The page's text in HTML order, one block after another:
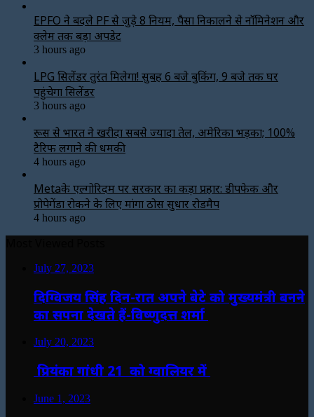
EPFO ने बदले PF से जुड़े 8 नियम, पैसा निकालने से नॉमिनेशन और
क्लेम तक बड़ा अपडेट
3 hours ago
LPG सिलेंडर तुरंत मिलेगा! सुबह 6 बजे बुकिंग, 9 बजे तक घर
पहुंचेगा सिलेंडर
3 hours ago
रूस से भारत ने खरीदा सबसे ज्यादा तेल, अमेरिका भड़का; 100%
टैरिफ लगाने की धमकी
4 hours ago
Metaके एल्गोरिदम पर सरकार का कड़ा प्रहार: डीपफेक और
प्रोपेगेंडा रोकने के लिए मांगा ठोस सुधार रोडमैप
4 hours ago
July 27, 2023
दिग्विजय सिंह दिन-रात अपने बेटे को मुख्यमंत्री बनने
का सपना देखते हैं-विष्णुदत्त शर्मा
July 20, 2023
प्रियंका गांधी 21 को ग्वालियर में
June 1, 2023